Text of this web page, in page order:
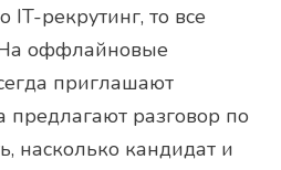
рекрутинг, то все
оффлайновые
приглашают
предлагают разговор по
насколько кандидат и